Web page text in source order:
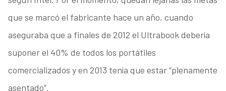
que se marcó el fabricante hace un año, cuando
aseguraba que a finales de 2012 el Ultrabook debería
suponer el 40% de todos los portátiles
comercializados y en 2013 tenía que estar “plenamente
asentado”.